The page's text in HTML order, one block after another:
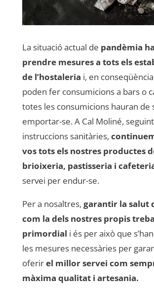
La situació actual de pandèmia
prendre mesures a tots els
de l’hostaleria i, en
poden fer consumicions a bars o
totes les consumicions hauran de
emportar-se. A Cal Moliné,
instruccions sanitàries,
vos tots els nostres productes
brioixeria, pastisseria i
servei per endur-se.
Per a nosaltres, garantir la salut
com la dels nostres propis
primordial i és per això que
les mesures necessàries per
oferirel millor servei com
màxima qualitat i artesania.